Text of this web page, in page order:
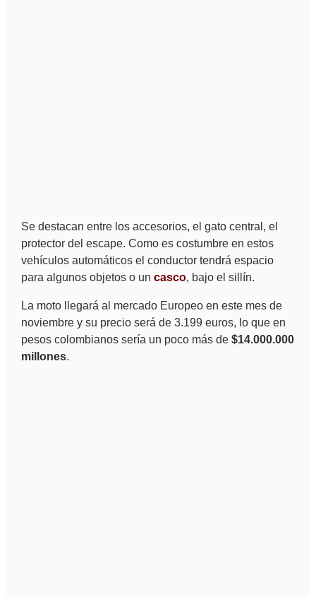
Se destacan entre los accesorios, el gato central, el
protector del escape. Como es costumbre en estos
vehículos automáticos el conductor tendrá espacio
para algunos objetos o un casco, bajo el sillín.
La moto llegará al mercado Europeo en este mes de
noviembre y su precio será de 3.199 euros, lo que en
pesos colombianos sería un poco más de $14.000.000
millones.